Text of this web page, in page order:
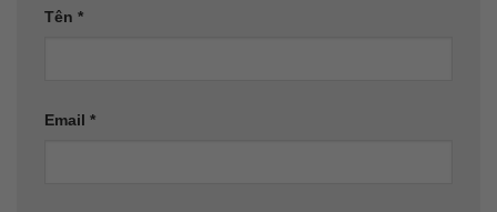
Tên *
Email *